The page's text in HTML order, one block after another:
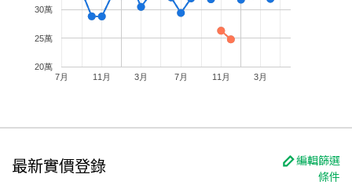
7月 11月 3月 7月 11月 3月
20萬
25萬
30萬
最新實價登錄
編輯篩選
條件